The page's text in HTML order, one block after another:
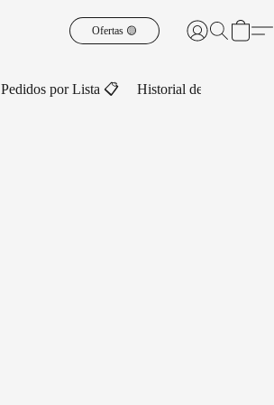
Ofertas 🟡
Pedidos por Lista 📋 Historial de Pedidos